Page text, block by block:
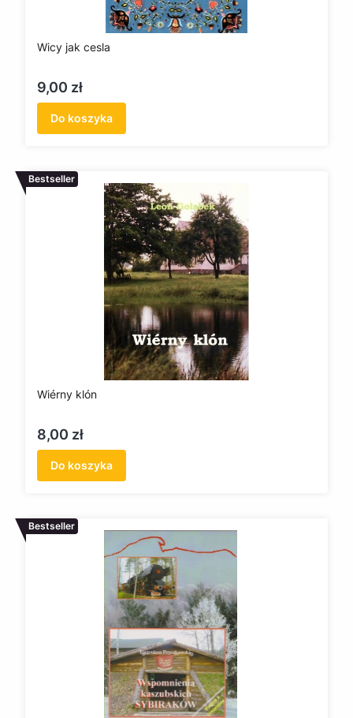
Wicy jak cesla
Cena
9,00 zł
Do koszyka
Bestseller
Wiérny klón
Cena
8,00 zł
Do koszyka
Bestseller